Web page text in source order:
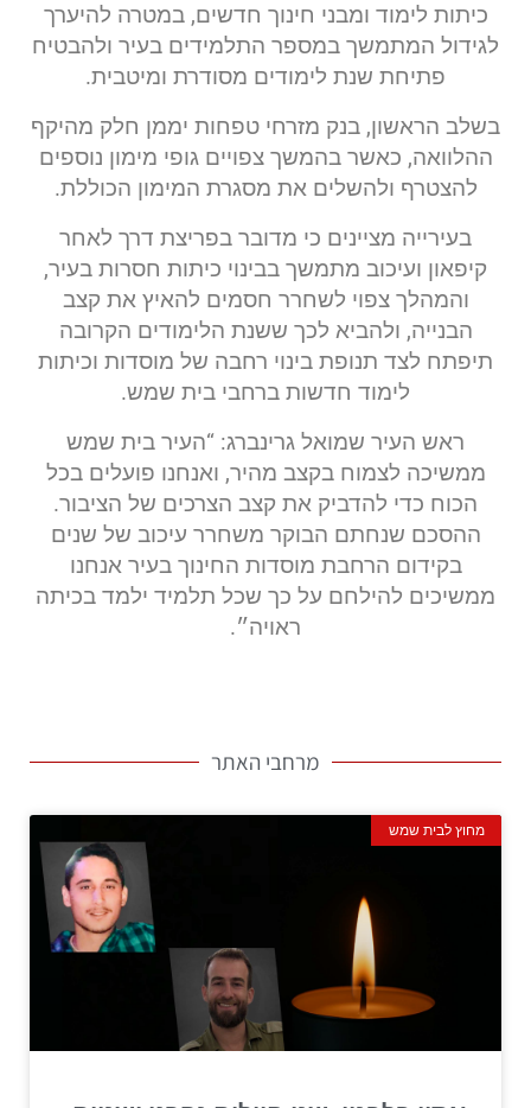
כיתות לימוד ומבני חינוך חדשים, במטרה להיערך
לגידול המתמשך במספר התלמידים בעיר ולהבטיח
פתיחת שנת לימודים מסודרת ומיטבית.
בשלב הראשון, בנק מזרחי טפחות יממן חלק מהיקף
ההלוואה, כאשר בהמשך צפויים גופי מימון נוספים
להצטרף ולהשלים את מסגרת המימון הכוללת.
בעירייה מציינים כי מדובר בפריצת דרך לאחר
קיפאון ועיכוב מתמשך בבינוי כיתות חסרות בעיר,
והמהלך צפוי לשחרר חסמים להאיץ את קצב
הבנייה, ולהביא לכך ששנת הלימודים הקרובה
תיפתח לצד תנופת בינוי רחבה של מוסדות וכיתות
לימוד חדשות ברחבי בית שמש.
ראש העיר שמואל גרינברג: “העיר בית שמש
ממשיכה לצמוח בקצב מהיר, ואנחנו פועלים בכל
הכוח כדי להדביק את קצב הצרכים של הציבור.
ההסכם שנחתם הבוקר משחרר עיכוב של שנים
בקידום הרחבת מוסדות החינוך בעיר אנחנו
ממשיכים להילחם על כך שכל תלמיד ילמד בכיתה
ראויה״.
מרחבי האתר
מחוץ לבית שמש